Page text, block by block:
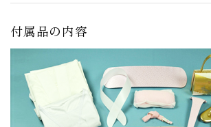
付属品の内容